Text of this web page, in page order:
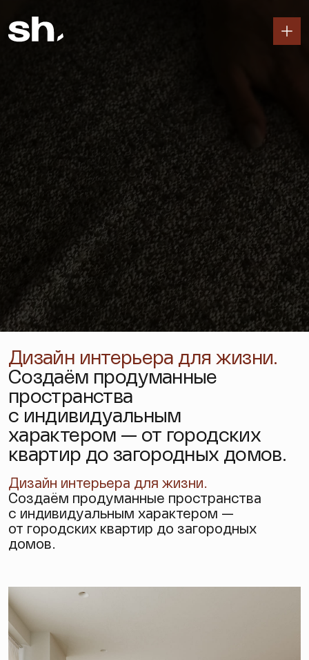
Дизайн интерьера для жизни.
Создаём продуманные
пространства
с индивидуальным
характером — от городских
квартир до загородных домов.
Дизайн интерьера для жизни.
Создаём продуманные пространства
с индивидуальным характером —
от городских квартир до загородных
домов.